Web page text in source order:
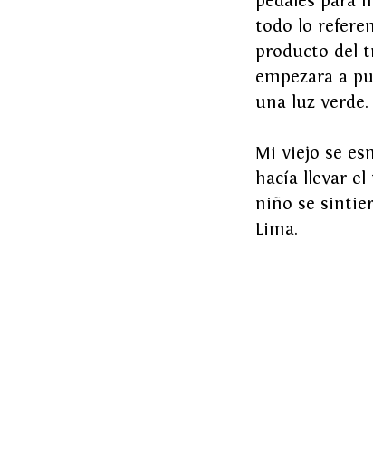
todo lo
producto del
empezara a
una luz verde.
Mi viejo se
hacía llevar el
niño se
Lima.